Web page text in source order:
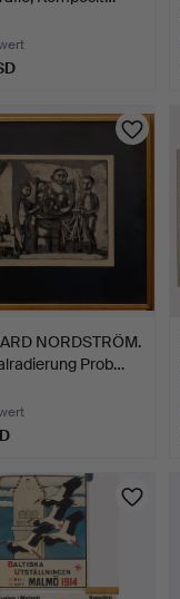
NORDSTRÖM.
Prob…